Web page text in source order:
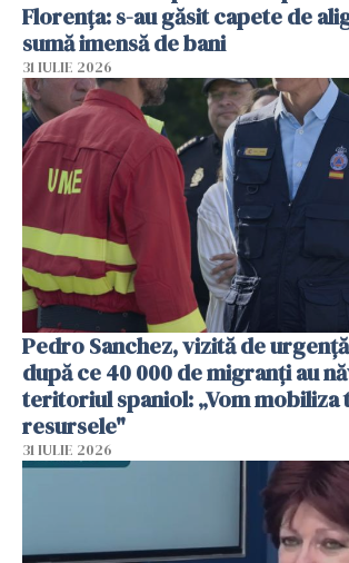
Florența: s-au găsit capete de
sumă imensă de bani
31 IULIE 2026
Pedro Sanchez, vizită de
după ce 40 000 de migranți au
teritoriul spaniol: „Vom mobiliza
resursele"
31 IULIE 2026